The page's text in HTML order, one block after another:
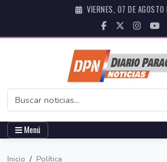
VIERNES, 07 DE
Menú
Inicio / Política